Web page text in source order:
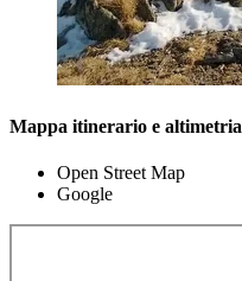
Mappa itinerario e altimetria
Open Street Map
Google